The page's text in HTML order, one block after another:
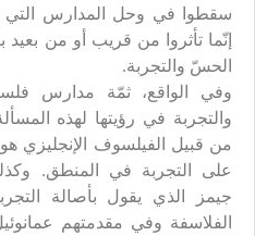
سقطوا في وحل المدارس التي
إنّما تأثروا من قريب أو من
الحسّ والتجربة.
وفي الواقع، ثمّة مدارس
والتجربة في رؤيتها لهذه
من قبيل الفيلسوف الإنجليزي
على التجربة في المنطق.
جيمز الذي يقول بأصالة
الفلاسفة وفي مقدمتهم